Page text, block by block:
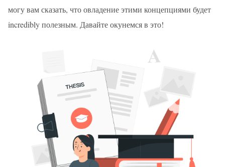
могу вам сказать, что овладение этими концепциями будет
incredibly полезным. Давайте окунемся в это!